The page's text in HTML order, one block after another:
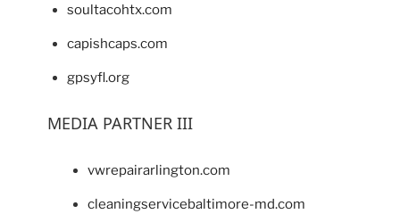
soultacohtx.com
capishcaps.com
gpsyfl.org
MEDIA PARTNER III
vwrepairarlington.com
cleaningservicebaltimore-md.com